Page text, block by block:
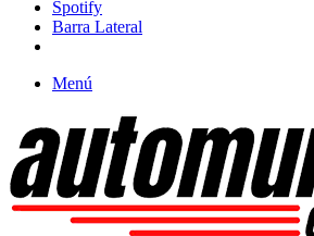
Spotify
Barra Lateral
Menú